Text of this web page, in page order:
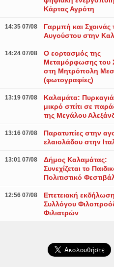
Κάρτας Αγρότη
14:35 07/08
Γαρμπή και Σχοινάς
Αυγούστου στην
14:24 07/08
Ο εορτασμός της
Μεταμόρφωσης του
στη Μητρόπολη
(φωτογραφίες)
13:19 07/08
Καλαμάτα:
μικρό σπίτι σε
της Μεγάλου
13:16 07/08
Παρατυπίες στην
ελαιολάδου στην
13:01 07/08
Δήμος Καλαμάτας:
Συνεχίζεται το
Πολιτιστικό
12:56 07/08
Επετειακή
Συλλόγου
Φιλιατρών